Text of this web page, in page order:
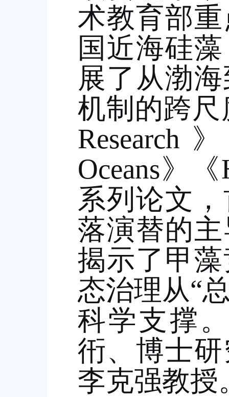
术教育部
国近海硅
展了从渤
机制的跨
Research
Oceans》《
系列论文
落演替的
揭示了甲
态治理从“
科学支撑
衎、博士
李克强教授